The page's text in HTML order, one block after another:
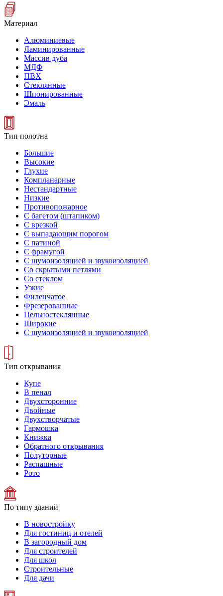
Материал
Алюминиевые
Ламинированные
Массив дуба
МДФ
ПВХ
Стеклянные
Шпонированные
Эмаль
Тип полотна
Большие
Высокие
Глухие
Компланарные
Нестандартные
Низкие
Противопожарное
С багетом (штапиком)
С врезкой
С выпадающим порогом
С патиной
С фрамугой
С шумоизоляцией и звукоизоляцией
Со скрытыми петлями
Со стеклом
Узкие
Филенчатое
Фрезерованные
Цельностеклянные
Широкие
С шумоизоляцией и звукоизоляцией
Тип открывания
Купе
В пенал
Двухсторонние
Двойные
Двухстворчатые
Гармошка
Книжка
Обратного открывания
Полуторные
Распашные
Рото
По типу зданий
В новостройку
Для гостиниц и отелей
В загородный дом
Для строителей
Для школ
Строительные
Для дачи